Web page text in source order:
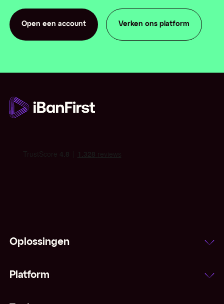
Open een account
Open een account
Verken ons platform
Oplossingen
Platform